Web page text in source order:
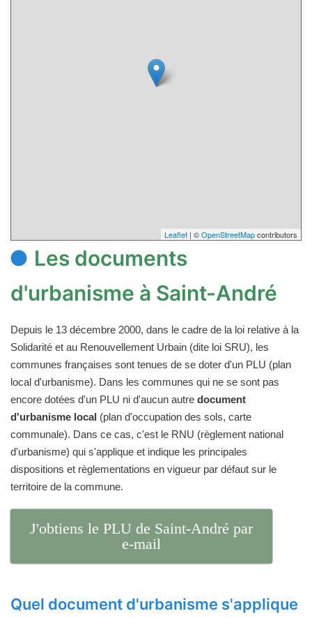
Leaflet | ©OpenStreetMapcontributors
Les documents
d'urbanisme à Saint-André
Depuis le 13 décembre 2000, dans le cadre de la loi relative à la
Solidarité et au Renouvellement Urbain (dite loi SRU), les
communes françaises sont tenues de se doter d'un PLU (plan
local d'urbanisme). Dans les communes qui ne se sont pas
encore dotées d'un PLU ni d'aucun autre document
d'urbanisme local (plan d'occupation des sols, carte
communale). Dans ce cas, c'est le RNU (règlement national
d'urbanisme) qui s'applique et indique les principales
dispositions et règlementations en vigueur par défaut sur le
territoire de la commune.
J'obtiens le PLU de Saint-André par
e-mail
Quel document d'urbanisme s'applique